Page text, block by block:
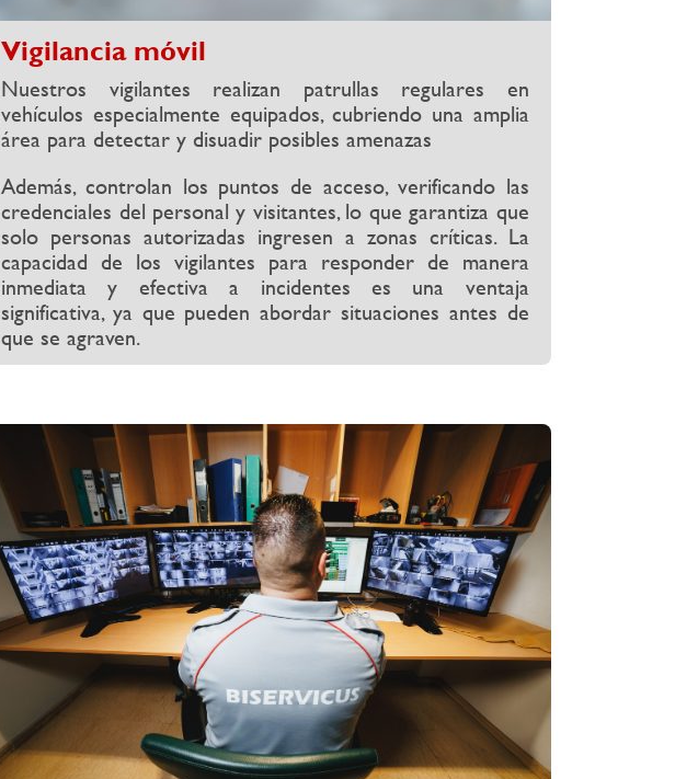
Vigilancia móvil
Nuestros vigilantes realizan patrullas regulares en
vehículos especialmente equipados, cubriendo una amplia
área para detectar y disuadir posibles amenazas
Además, controlan los puntos de acceso, verificando las
credenciales del personal y visitantes, lo que garantiza que
solo personas autorizadas ingresen a zonas críticas. La
capacidad de los vigilantes para responder de manera
inmediata y efectiva a incidentes es una ventaja
significativa, ya que pueden abordar situaciones antes de
que se agraven.